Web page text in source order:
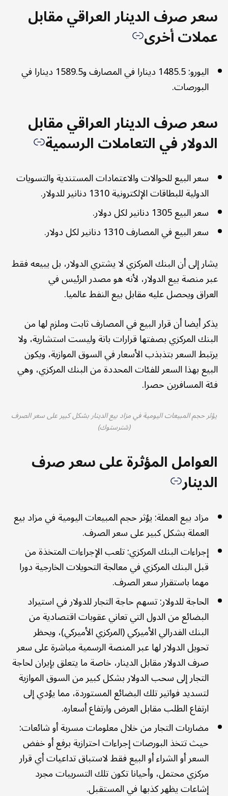
سعر صرف الدينار العراقي مقابل
عملات أخرى
اليورو: 1485.5 دينارا في المصارف و1589.5 دينارا في
البورصات.
سعر صرف الدينار العراقي مقابل
الدولار في التعاملات الرسمية
سعر البيع للحوالات والاعتمادات المستندية والتسويات
الدولية للبطاقات الإلكترونية 1310 دنانير للدولار.
سعر البيع 1305 دنانير لكل دولار.
سعر البيع في المصارف 1310 دنانير لكل دولار.
يشار إلى أن البنك المركزي لا يشتري الدولار، بل يبيعه فقط
عبر منصة بيع الدولار، لأنه هو مصدر الرئيس في
العراق ويحصل عليه مقابل بيع النفط عالميا.
يذكر أيضا أن قرار البيع في المصارف ثابت وملزم لها من
البنك المركزي بصفتها قرارات باتة وليست استشارية، ولا
يرتبط السعر بتذبذب الأسعار في السوق الموازية، ويكون
البيع بهذا السعر للفئات المحددة من البنك المركزي، وهي
فئة المسافرين حصرا.
يؤثر حجم المبيعات اليومية في مزاد بيع الدينار بشكل كبير على سعر الصرف
(شترستوك)
العوامل المؤثرة على سعر صرف
الدينار
مزاد بيع العملة: يؤثر حجم المبيعات اليومية في مزاد بيع
العملة بشكل كبير على سعر الصرف.
إجراءات البنك المركزي: تلعب الإجراءات المتخذة من
قبل البنك المركزي في معالجة التحويلات الخارجية دورا
مهما باستقرار سعر الصرف.
الحاجة للدولار: تسهم حاجة التجار للدولار في استيراد
البضائع من الدول التي تعاني عقوبات اقتصادية من
البنك الفدرالي الأميركي (المركزي الأميركي)، ويحظر
تحويل الدولار لها عبر المنصة الرسمية مباشرة على سعر
صرف الدولار مقابل الدينار، خاصة ما يتعلق بإيران لحاجة
التجار إلى سحب الدولار بشكل كبير من السوق الموازية
لتسديد فواتير تلك البضائع المستوردة، مما يؤدي إلى
ارتفاع الطلب مقابل العرض وارتفاع أسعاره.
مضاربات التجار من خلال معلومات مسربة أو شائعات:
حيث تتخذ البورصات إجراءات احترازية برفع أو خفض
السعر أو الشراء أو البيع فقط لاستباق تداعيات أي قرار
مركزي محتمل، وأحيانا تكون تلك التسريبات مجرد
إشاعات يظهر كذبها في المستقبل.